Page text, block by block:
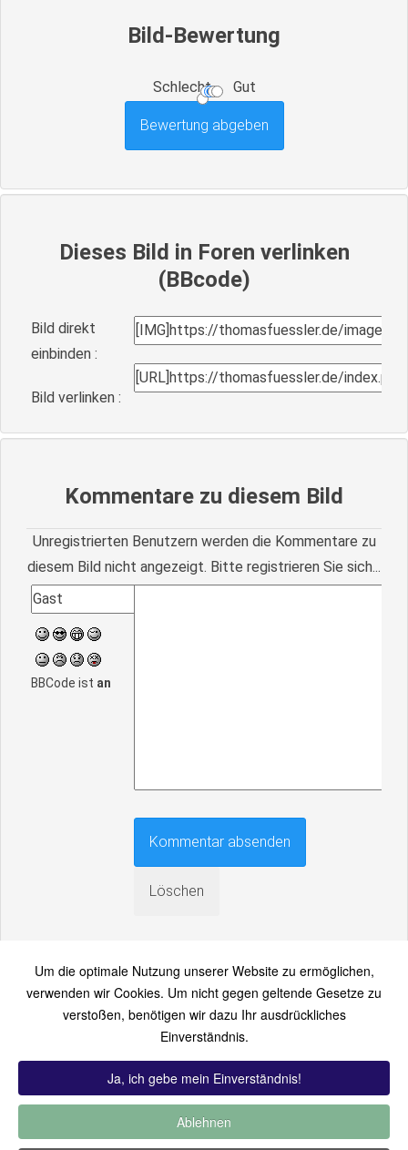
Bild-Bewertung
Schlecht Gut
Dieses Bild in Foren verlinken
(BBcode)
Bild direkt
einbinden :
Bild verlinken :
Kommentare zu diesem Bild
Unregistrierten Benutzern werden die Kommentare zu
diesem Bild nicht angezeigt. Bitte registrieren Sie sich...
BBCode ist an
An einen Freund senden
Bitte loggen Sie sich zuerst ein...
Um die optimale Nutzung unserer Website zu ermöglichen,
verwenden wir Cookies. Um nicht gegen geltende Gesetze zu
verstoßen, benötigen wir dazu Ihr ausdrückliches
Einverständnis.
Ja, ich gebe mein Einverständnis!
Ablehnen